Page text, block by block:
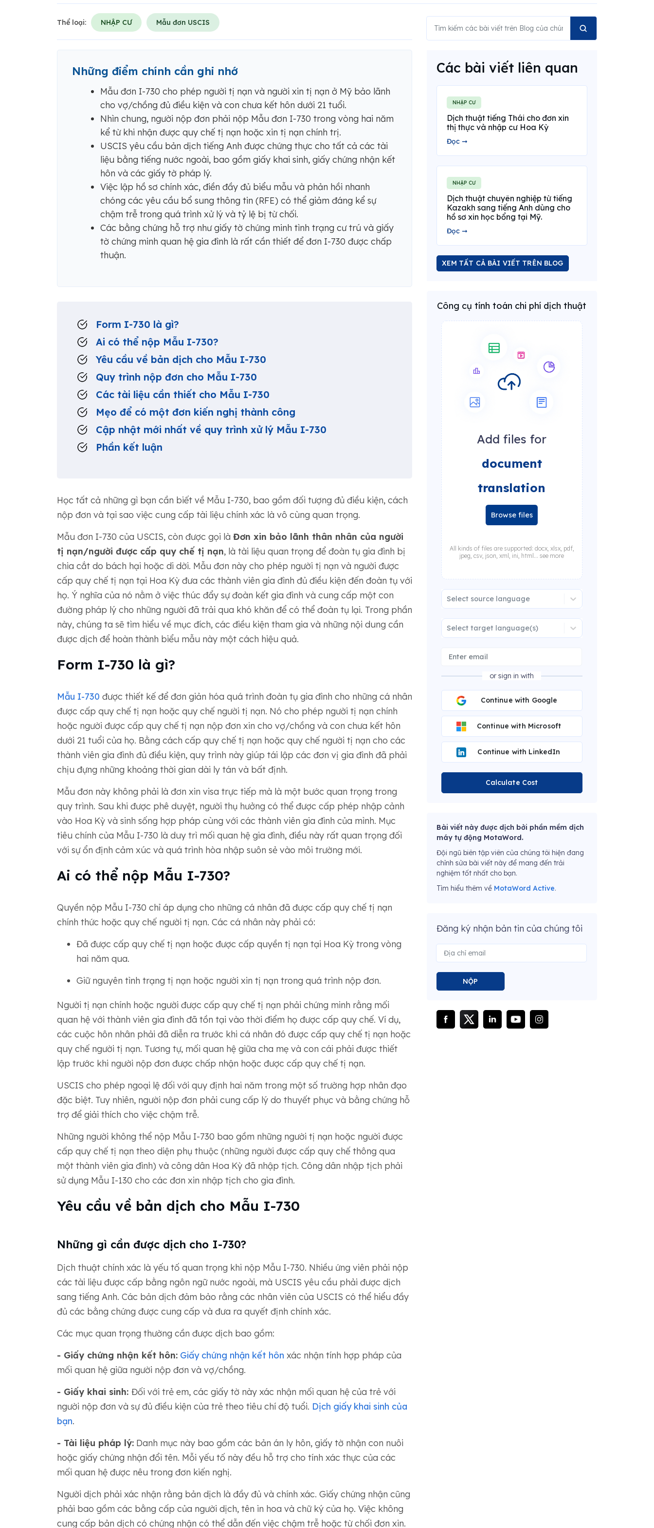
Thể loại: NHẬP CƯ Mẫu đơn USCIS
Những điểm chính cần ghi nhớ
Mẫu đơn I-730 cho phép người tị nạn và người xin tị nạn ở Mỹ bảo lãnh
cho vợ/chồng đủ điều kiện và con chưa kết hôn dưới 21 tuổi.
Nhìn chung, người nộp đơn phải nộp Mẫu đơn I-730 trong vòng hai năm
kể từ khi nhận được quy chế tị nạn hoặc xin tị nạn chính trị.
USCIS yêu cầu bản dịch tiếng Anh được chứng thực cho tất cả các tài
liệu bằng tiếng nước ngoài, bao gồm giấy khai sinh, giấy chứng nhận kết
hôn và các giấy tờ pháp lý.
Việc lập hồ sơ chính xác, điền đầy đủ biểu mẫu và phản hồi nhanh
chóng các yêu cầu bổ sung thông tin (RFE) có thể giảm đáng kể sự
chậm trễ trong quá trình xử lý và tỷ lệ bị từ chối.
Các bằng chứng hỗ trợ như giấy tờ chứng minh tình trạng cư trú và giấy
tờ chứng minh quan hệ gia đình là rất cần thiết để đơn I-730 được chấp
thuận.
Form I-730 là gì?
Ai có thể nộp Mẫu I-730?
Yêu cầu về bản dịch cho Mẫu I-730
Quy trình nộp đơn cho Mẫu I-730
Các tài liệu cần thiết cho Mẫu I-730
Mẹo để có một đơn kiến nghị thành công
Cập nhật mới nhất về quy trình xử lý Mẫu I-730
Phần kết luận
Học tất cả những gì bạn cần biết về Mẫu I-730, bao gồm đối tượng đủ điều kiện, cách
nộp đơn và tại sao việc cung cấp tài liệu chính xác là vô cùng quan trọng.
Mẫu đơn I-730 của USCIS, còn được gọi là Đơn xin bảo lãnh thân nhân của người
tị nạn/người được cấp quy chế tị nạn, là tài liệu quan trọng để đoàn tụ gia đình bị
chia cắt do bách hại hoặc di dời. Mẫu đơn này cho phép người tị nạn và người được
cấp quy chế tị nạn tại Hoa Kỳ đưa các thành viên gia đình đủ điều kiện đến đoàn tụ với
họ. Ý nghĩa của nó nằm ở việc thúc đẩy sự đoàn kết gia đình và cung cấp một con
đường pháp lý cho những người đã trải qua khó khăn để có thể đoàn tụ lại. Trong phần
này, chúng ta sẽ tìm hiểu về mục đích, các điều kiện tham gia và những nội dung cần
được dịch để hoàn thành biểu mẫu này một cách hiệu quả.
Form I-730 là gì?
Mẫu I-730 được thiết kế để đơn giản hóa quá trình đoàn tụ gia đình cho những cá nhân
được cấp quy chế tị nạn hoặc quy chế người tị nạn. Nó cho phép người tị nạn chính
hoặc người được cấp quy chế tị nạn nộp đơn xin cho vợ/chồng và con chưa kết hôn
dưới 21 tuổi của họ. Bằng cách cấp quy chế tị nạn hoặc quy chế người tị nạn cho các
thành viên gia đình đủ điều kiện, quy trình này giúp tái lập các đơn vị gia đình đã phải
chịu đựng những khoảng thời gian dài ly tán và bất định.
Mẫu đơn này không phải là đơn xin visa trực tiếp mà là một bước quan trọng trong
quy trình. Sau khi được phê duyệt, người thụ hưởng có thể được cấp phép nhập cảnh
vào Hoa Kỳ và sinh sống hợp pháp cùng với các thành viên gia đình của mình. Mục
tiêu chính của Mẫu I-730 là duy trì mối quan hệ gia đình, điều này rất quan trọng đối
với sự ổn định cảm xúc và quá trình hòa nhập suôn sẻ vào môi trường mới.
Ai có thể nộp Mẫu I-730?
Quyền nộp Mẫu I-730 chỉ áp dụng cho những cá nhân đã được cấp quy chế tị nạn
chính thức hoặc quy chế người tị nạn. Các cá nhân này phải có:
Đã được cấp quy chế tị nạn hoặc được cấp quyền tị nạn tại Hoa Kỳ trong vòng
hai năm qua.
Giữ nguyên tình trạng tị nạn hoặc người xin tị nạn trong quá trình nộp đơn.
Người tị nạn chính hoặc người được cấp quy chế tị nạn phải chứng minh rằng mối
quan hệ với thành viên gia đình đã tồn tại vào thời điểm họ được cấp quy chế. Ví dụ,
các cuộc hôn nhân phải đã diễn ra trước khi cá nhân đó được cấp quy chế tị nạn hoặc
quy chế người tị nạn. Tương tự, mối quan hệ giữa cha mẹ và con cái phải được thiết
lập trước khi người nộp đơn được chấp nhận hoặc được cấp quy chế tị nạn.
USCIS cho phép ngoại lệ đối với quy định hai năm trong một số trường hợp nhân đạo
đặc biệt. Tuy nhiên, người nộp đơn phải cung cấp lý do thuyết phục và bằng chứng hỗ
trợ để giải thích cho việc chậm trễ.
Những người không thể nộp Mẫu I-730 bao gồm những người tị nạn hoặc người được
cấp quy chế tị nạn theo diện phụ thuộc (những người được cấp quy chế thông qua
một thành viên gia đình) và công dân Hoa Kỳ đã nhập tịch. Công dân nhập tịch phải
sử dụng Mẫu I-130 cho các đơn xin nhập tịch cho gia đình.
Yêu cầu về bản dịch cho Mẫu I-730
Những gì cần được dịch cho I-730?
Dịch thuật chính xác là yếu tố quan trọng khi nộp Mẫu I-730. Nhiều ứng viên phải nộp
các tài liệu được cấp bằng ngôn ngữ nước ngoài, mà USCIS yêu cầu phải được dịch
sang tiếng Anh. Các bản dịch đảm bảo rằng các nhân viên của USCIS có thể hiểu đầy
đủ các bằng chứng được cung cấp và đưa ra quyết định chính xác.
Các mục quan trọng thường cần được dịch bao gồm:
- Giấy chứng nhận kết hôn: Giấy chứng nhận kết hôn xác nhận tính hợp pháp của
mối quan hệ giữa người nộp đơn và vợ/chồng.
- Giấy khai sinh: Đối với trẻ em, các giấy tờ này xác nhận mối quan hệ của trẻ với
người nộp đơn và sự đủ điều kiện của trẻ theo tiêu chí độ tuổi. Dịch giấy khai sinh của
bạn.
- Tài liệu pháp lý:Danh mục này bao gồm các bản án ly hôn, giấy tờ nhận con nuôi
hoặc giấy chứng nhận đổi tên. Mỗi yếu tố này đều hỗ trợ cho tính xác thực của các
mối quan hệ được nêu trong đơn kiến nghị.
Người dịch phải xác nhận rằng bản dịch là đầy đủ và chính xác. Giấy chứng nhận cũng
phải bao gồm các bằng cấp của người dịch, tên in hoa và chữ ký của họ. Việc không
cung cấp bản dịch có chứng nhận có thể dẫn đến việc chậm trễ hoặc từ chối đơn xin.
Các bài viết liên quan
NHẬP CƯ
Dịch thuật tiếng Thái cho đơn xin
thị thực và nhập cư Hoa Kỳ
Đọc ➞
NHẬP CƯ
Dịch thuật chuyên nghiệp từ tiếng
Kazakh sang tiếng Anh dùng cho
hồ sơ xin học bổng tại Mỹ.
Đọc ➞
XEM TẤT CẢ BÀI VIẾT TRÊN BLOG
Công cụ tính toán chi phí dịch thuật
Add files for
document
translation
Browse files
All kinds of files are supported: docx, xlsx, pdf,
jpeg, csv, json, xml, ini, html... see more
Select source language
Select target language(s)
or sign in with
Continue with Google
Continue with Microsoft
Continue with LinkedIn
Calculate Cost
Bài viết này được dịch bởi phần mềm dịch
máy tự động MotaWord.
Đội ngũ biên tập viên của chúng tôi hiện đang
chỉnh sửa bài viết này để mang đến trải
nghiệm tốt nhất cho bạn.
Tìm hiểu thêm về MotaWord Active.
Đăng ký nhận bản tin của chúng tôi
NỘP